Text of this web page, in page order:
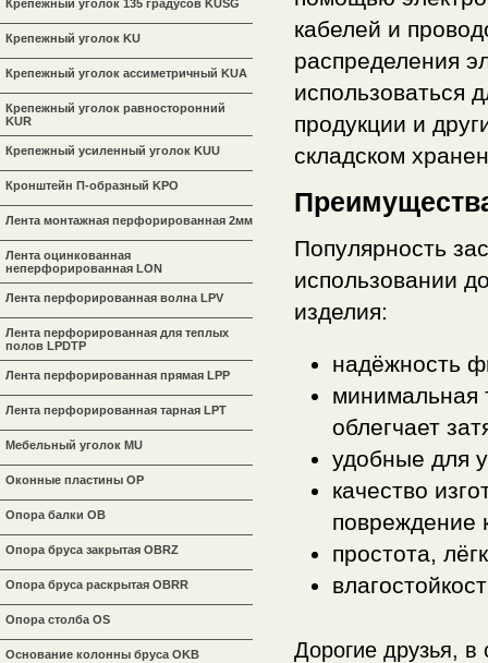
кабелей и
распределения
использоваться
продукции и
складском
Популярность
использовании
изделия:
надёжность
минимальная
облегчает
удобные для
качество
повреждение
простота,
Дорогие друзья,
Крепежный уголок 135 градусов KUSG
Крепежный уголок KU
Крепежный уголок ассиметричный KUA
Крепежный уголок равносторонний
KUR
Крепежный усиленный уголок KUU
Кронштейн П-образный KPO
Лента монтажная перфорированная 2мм
Лента оцинкованная
неперфорированная LON
Лента перфорированная волна LPV
Лента перфорированная для теплых
полов LPDTP
Лента перфорированная прямая LPP
Лента перфорированная тарная LPT
Мебельный уголок MU
Оконные пластины OP
Опора балки OB
Опора бруса закрытая OBRZ
Опора бруса раскрытая OBRR
Опора столба OS
Основание колонны бруса OKB